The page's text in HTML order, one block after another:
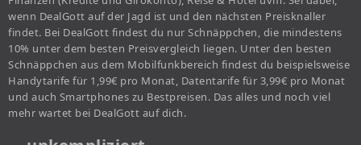
wenn DealGott auf der Jagd ist und den nächsten Preisknaller
findet. Bei DealGott findest du nur Schnäppchen, die mindestens
10% unter dem besten Preisvergleich liegen. Unter den besten
Schnäppchen aus dem Mobilfunkbereich findest du beispielsweise
Handytarife für 1,99€ pro Monat, Datentarife für 3,99€ pro Monat
und auch Smartphones zu Bestpreisen. Das alles und noch viel
mehr wartet bei DealGott auf dich.